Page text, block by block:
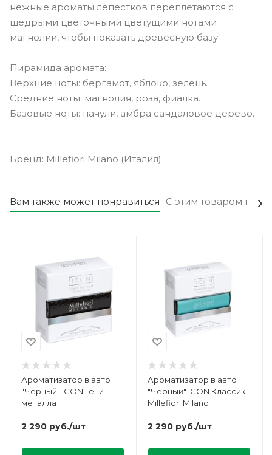
нежные ароматы лепестков переплетаются с
щедрыми цветочными цветущими нотами
магнолии, чтобы показать древесную базу.
Пирамида аромата:
Верхние ноты: бергамот, яблоко, зелень.
Средние ноты: магнолия, роза, фиалка.
Базовые ноты: пачули, амбра сандаловое дерево.
Бренд: Millefiori Milano (Италия)
Вам также может понравиться С этим товаром
Ароматизатор в авто
"Черный" ICON Тени
металла
2 290 руб./шт
Ароматизатор в авто
"Черный" ICON Классик
Millefiori Milano
2 290 руб./шт